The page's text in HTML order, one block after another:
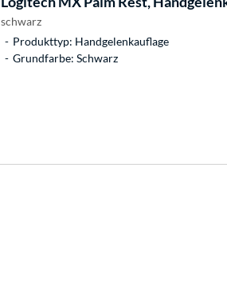
schwarz
Produkttyp: Handgelenkauflage
Grundfarbe: Schwarz